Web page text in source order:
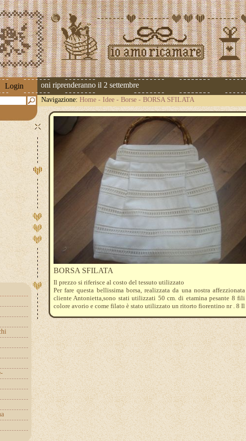
Login
Le spedizioni riprenderanno il 2 settembre
Navigazione: Home - Idee - Borse - BORSA SFILATA
BORSA SFILATA
Il prezzo si riferisce al costo del tessuto utilizzato
Per fare questa bellissima borsa, realizzata da una nostra affezzionata
cliente Antonietta,sono stati utilizzati 50 cm. di etamina pesante 8 fili
colore avorio e come filato è stato utilizzato un ritorto fiorentino nr . 8 Il
il nostro negozio manici compresi